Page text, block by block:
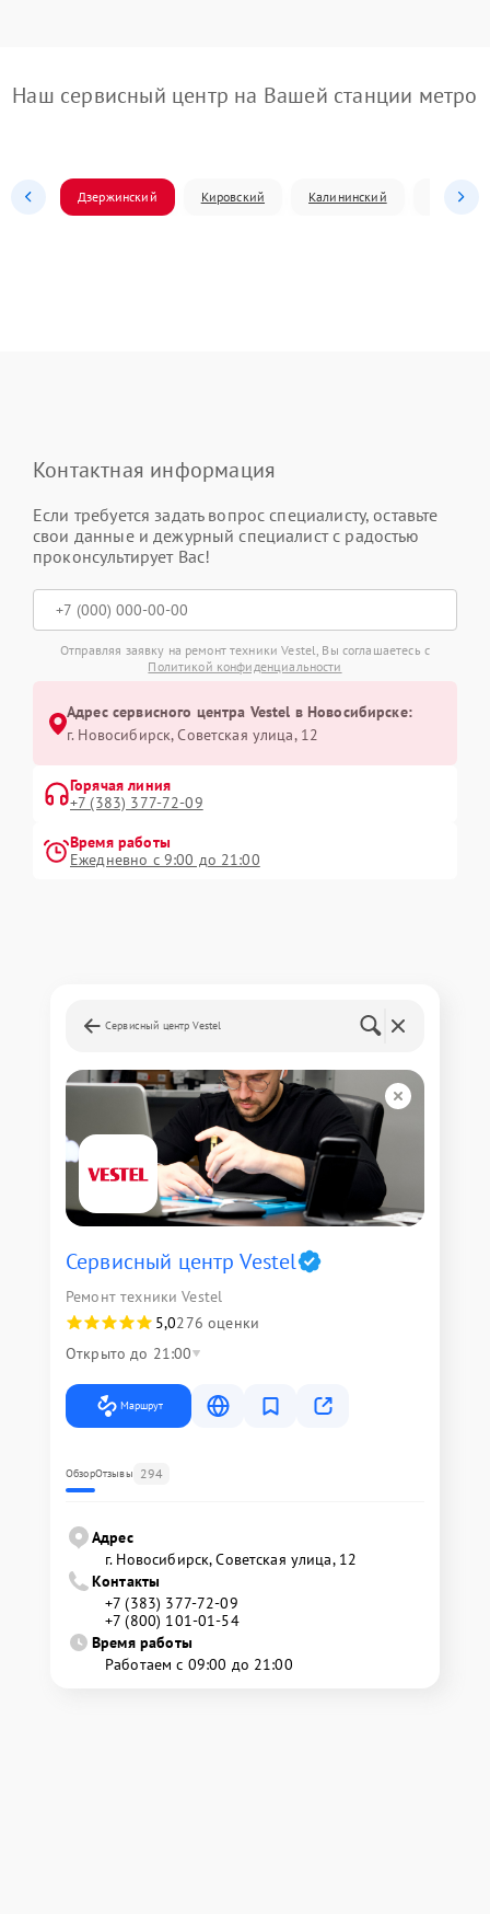
Наш сервисный центр на Вашей станции метро
Дзержинский Кировский Калининский
Контактная информация
Если требуется задать вопрос специалисту, оставьте
свои данные и дежурный специалист с радостью
проконсультирует Вас!
Отправляя заявку на ремонт техники Vestel, Вы соглашаетесь с
Политикой конфиденциальности
Адрес сервисного центра Vestel в Новосибирске:
г. Новосибирск, Советская улица, 12
Горячая линия
+7 (383) 377-72-09
Время работы
Ежедневно с 9:00 до 21:00
Сервисный центр Vestel
Сервисный центр Vestel
Ремонт техники Vestel
5,0276 оценки
Открыто до 21:00
Маршрут
ОбзорОтзывы 294
Адрес
г. Новосибирск, Советская улица, 12
Контакты
+7 (383) 377-72-09
+7 (800) 101-01-54
Время работы
Работаем с 09:00 до 21:00